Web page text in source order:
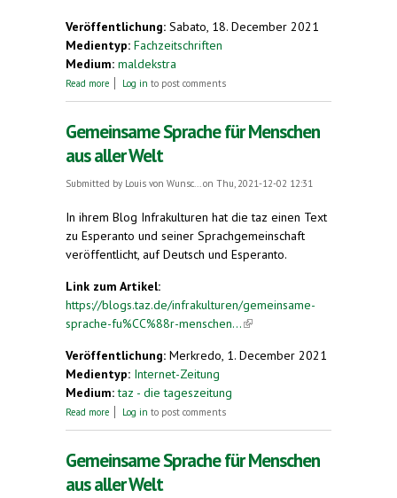
Veröffentlichung: Sabato, 18. December 2021
Medientyp: Fachzeitschriften
Medium: maldekstra
Read more about Eine Sprache für alle
Log in to post comments
Gemeinsame Sprache für Menschen
aus aller Welt
Submitted by Louis von Wunsc...on Thu, 2021-12-02 12:31
In ihrem Blog Infrakulturen hat die taz einen Text
zu Esperanto und seiner Sprachgemeinschaft
veröffentlicht, auf Deutsch und Esperanto.
Link zum Artikel:
https://blogs.taz.de/infrakulturen/gemeinsame-
sprache-fu%CC%88r-menschen...(link is external)
Veröffentlichung: Merkredo, 1. December 2021
Medientyp: Internet-Zeitung
Medium:taz - die tageszeitung
Read more about Gemeinsame Sprache für Menschen aus aller
Log in to post comments
Gemeinsame Sprache für Menschen
aus aller Welt